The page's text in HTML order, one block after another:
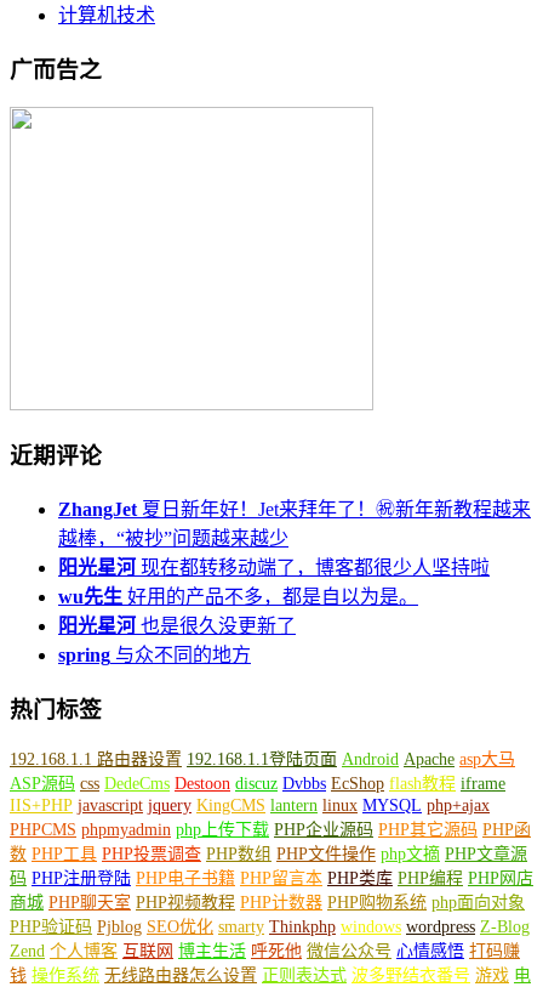
计算机技术
广而告之
近期评论
ZhangJet 夏日新年好！Jet来拜年了！㊗️新年新教程越来
越棒，“被抄”问题越来越少
阳光星河 现在都转移动端了，博客都很少人坚持啦
wu先生 好用的产品不多，都是自以为是。
阳光星河 也是很久没更新了
spring 与众不同的地方
热门标签
192.168.1.1 路由器设置 192.168.1.1登陆页面 Android Apache asp大马
ASP源码 css DedeCms Destoon discuz Dvbbs EcShop flash教程 iframe
IIS+PHP javascript jquery KingCMS lantern linux MYSQL php+ajax
PHPCMS phpmyadmin php上传下载 PHP企业源码 PHP其它源码 PHP函
数 PHP工具 PHP投票调查 PHP数组 PHP文件操作 php文摘 PHP文章源
码 PHP注册登陆 PHP电子书籍 PHP留言本 PHP类库 PHP编程 PHP网店
商城 PHP聊天室 PHP视频教程 PHP计数器 PHP购物系统 php面向对象
PHP验证码 Pjblog SEO优化 smarty Thinkphp windows wordpress Z-Blog
Zend 个人博客 互联网 博主生活 呼死他 微信公众号 心情感悟 打码赚
钱 操作系统 无线路由器怎么设置 正则表达式 波多野结衣番号 游戏 电